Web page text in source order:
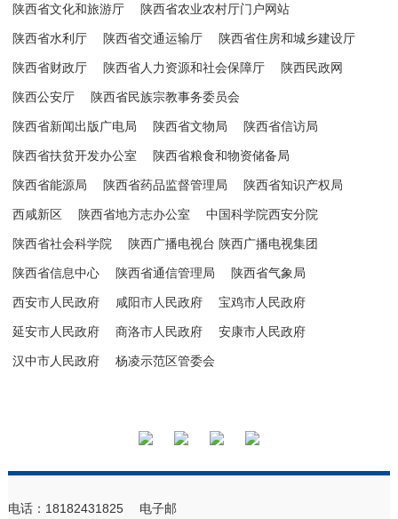
陕西省文化和旅游厅 陕西省农业农村厅门户网站
陕西省水利厅 陕西省交通运输厅 陕西省住房和城乡建设厅
陕西省财政厅 陕西省人力资源和社会保障厅 陕西民政网
陕西公安厅 陕西省民族宗教事务委员会
陕西省新闻出版广电局 陕西省文物局 陕西省信访局
陕西省扶贫开发办公室 陕西省粮食和物资储备局
陕西省能源局 陕西省药品监督管理局 陕西省知识产权局
西咸新区 陕西省地方志办公室 中国科学院西安分院
陕西省社会科学院 陕西广播电视台 陕西广播电视集团
陕西省信息中心 陕西省通信管理局 陕西省气象局
西安市人民政府 咸阳市人民政府 宝鸡市人民政府
延安市人民政府 商洛市人民政府 安康市人民政府
汉中市人民政府 杨凌示范区管委会
电话：18182431825 电子邮